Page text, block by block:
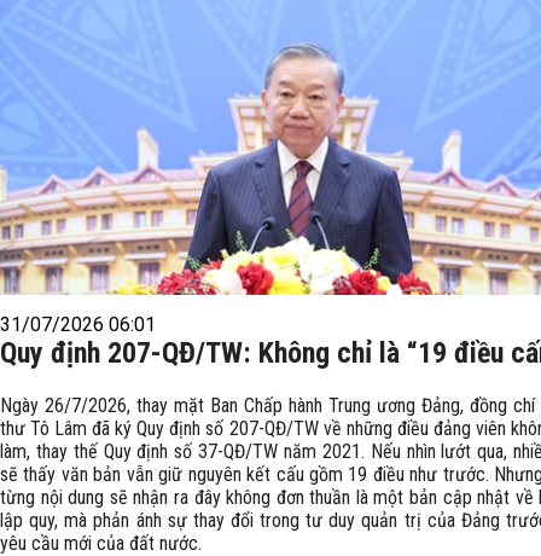
31/07/2026 06:01
Quy định 207-QĐ/TW: Không chỉ là “19 điều
Ngày 26/7/2026, thay mặt Ban Chấp hành Trung ương Đảng, đồng chí
thư Tô Lâm đã ký Quy định số 207-QĐ/TW về những điều đảng viên
làm, thay thế Quy định số 37-QĐ/TW năm 2021. Nếu nhìn lướt qua,
sẽ thấy văn bản vẫn giữ nguyên kết cấu gồm 19 điều như trước.
từng nội dung sẽ nhận ra đây không đơn thuần là một bản cập nhật về
lập quy, mà phản ánh sự thay đổi trong tư duy quản trị của Đảng
yêu cầu mới của đất nước.